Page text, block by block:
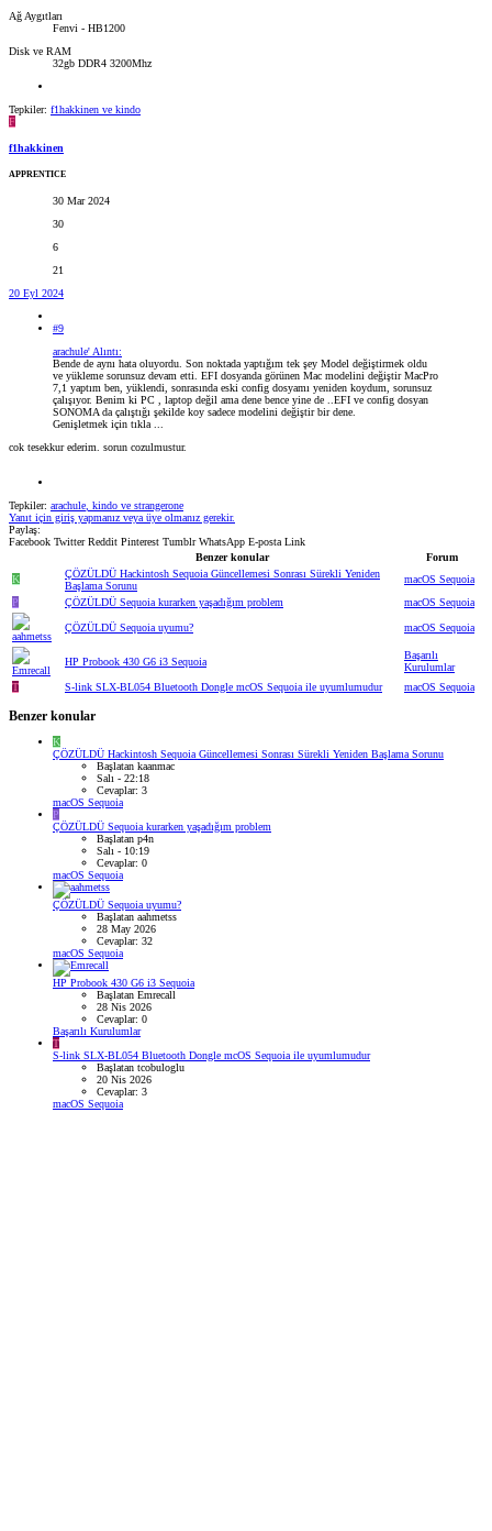
Ağ Aygıtları
Fenvi - HB1200
Disk ve RAM
32gb DDR4 3200Mhz
Tepkiler: f1hakkinen ve kindo
F
f1hakkinen
APPRENTICE
30 Mar 2024
30
6
21
20 Eyl 2024
#9
arachule' Alıntı:
Bende de aynı hata oluyordu. Son noktada yaptığım tek şey Model değiştirmek oldu
ve yükleme sorunsuz devam etti. EFI dosyanda görünen Mac modelini değiştir MacPro
7,1 yaptım ben, yüklendi, sonrasında eski config dosyamı yeniden koydum, sorunsuz
çalışıyor. Benim ki PC , laptop değil ama dene bence yine de ..EFI ve config dosyan
SONOMA da çalıştığı şekilde koy sadece modelini değiştir bir dene.
Genişletmek için tıkla ...
cok tesekkur ederim. sorun cozulmustur.
Tepkiler: arachule kindo ve strangerone
Yanıt için giriş yapmanız veya üye olmanız gerekir.
Paylaş:
Facebook Twitter Reddit Pinterest Tumblr WhatsApp E-posta Link
Benzer konular
Forum
K
ÇÖZÜLDÜ Hackintosh Sequoia Güncellemesi Sonrası Sürekli Yeniden
Başlama Sorunu
macOS Sequoia
P
ÇÖZÜLDÜ Sequoia kurarken yaşadığım problem macOS Sequoia
ÇÖZÜLDÜ Sequoia uyumu? macOS Sequoia
HP Probook 430 G6 i3 Sequoia
Başarılı
Kurulumlar
T
S-link SLX-BL054 Bluetooth Dongle mcOS Sequoia ile uyumlumudur macOS Sequoia
Benzer konular
K
ÇÖZÜLDÜ Hackintosh Sequoia Güncellemesi Sonrası Sürekli Yeniden Başlama Sorunu
Başlatan kaanmac
Salı - 22:18
Cevaplar: 3
macOS Sequoia
P
ÇÖZÜLDÜ Sequoia kurarken yaşadığım problem
Başlatan p4n
Salı - 10:19
Cevaplar: 0
macOS Sequoia
ÇÖZÜLDÜ Sequoia uyumu?
Başlatan aahmetss
28 May 2026
Cevaplar: 32
macOS Sequoia
HP Probook 430 G6 i3 Sequoia
Başlatan Emrecall
28 Nis 2026
Cevaplar: 0
Başarılı Kurulumlar
T
S-link SLX-BL054 Bluetooth Dongle mcOS Sequoia ile uyumlumudur
Başlatan tcobuloglu
20 Nis 2026
Cevaplar: 3
macOS Sequoia